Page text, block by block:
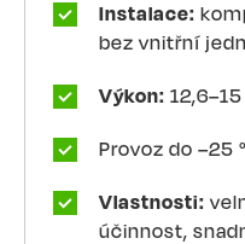
Instalace:
bez vnitřní
Výkon:
Provoz do –25
Vlastnosti:
účinnost,